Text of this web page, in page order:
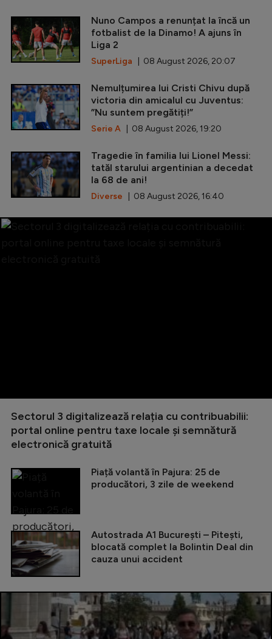
Nuno Campos a renunțat la încă un
fotbalist de la Dinamo! A ajuns în
Liga 2
SuperLiga | 08 August 2026, 20:07
Nemulțumirea lui Cristi Chivu după
victoria din amicalul cu Juventus:
”Nu suntem pregătiți!”
Serie A | 08 August 2026, 19:20
Tragedie în familia lui Lionel Messi:
tatăl starului argentinian a decedat
la 68 de ani!
Diverse | 08 August 2026, 16:40
Sectorul 3 digitalizează relația cu contribuabilii:
portal online pentru taxe locale și semnătură
electronică gratuită
Piață volantă în Pajura: 25 de
producători, 3 zile de weekend
Autostrada A1 București – Pitești,
blocată complet la Bolintin Deal din
cauza unui accident